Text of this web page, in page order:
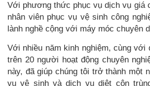
Với phương thức phục vụ dịch vụ giá
nhân viên phục vụ vệ sinh công
lành nghề cộng với máy móc chuyên
Với nhiều năm kinh nghiệm, cùng với
trên 20 người hoạt động chuyên
này, đã giúp chúng tôi trở thành một
vụ vệ sinh và dịch vụ diệt côn